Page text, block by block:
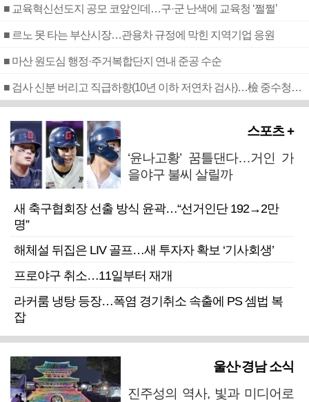
■ 교육혁신선도지 공모 코앞인데…구·군 난색에 교육청 ‘쩔쩔’
■ 르노 못 타는 부산시장…관용차 규정에 막힌 지역기업 응원
■ 마산 원도심 행정·주거복합단지 연내 준공 수순
■ 검사 신분 버리고 직급하향(10년 이하 저연차 검사)…檢 중수청행 기피
스포츠 +
‘윤나고황’ 꿈틀댄다…거인 가
을야구 불씨 살릴까
새 축구협회장 선출 방식 윤곽…“선거인단 192→2만
명”
해체설 뒤집은 LIV 골프…새 투자자 확보 ‘기사회생’
프로야구 취소…11일부터 재개
라커룸 냉탕 등장…폭염 경기취소 속출에 PS 셈법 복
잡
울산·경남 소식
진주성의 역사, 빛과 미디어로